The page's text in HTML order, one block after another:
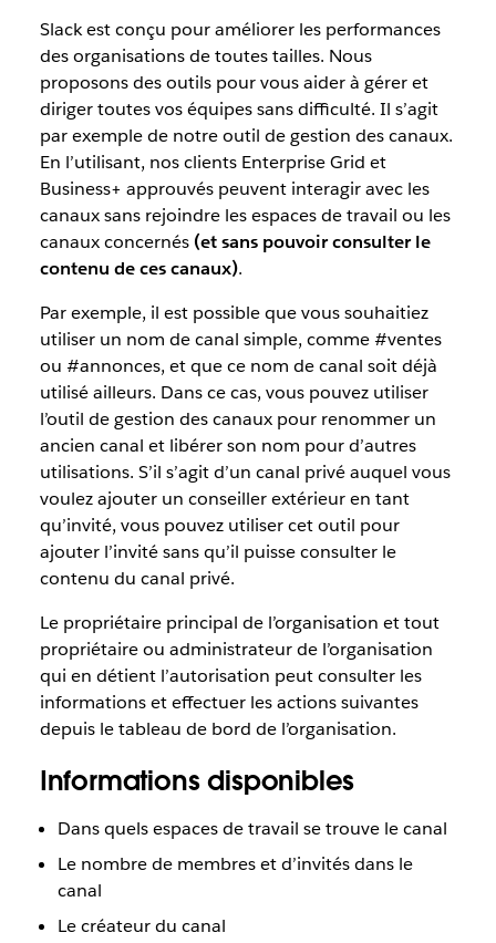
Slack est conçu pour améliorer les performances
des organisations de toutes tailles. Nous
proposons des outils pour vous aider à gérer et
diriger toutes vos équipes sans difficulté. Il s’agit
par exemple de notre outil de gestion des canaux.
En l’utilisant, nos clients Enterprise Grid et
Business+ approuvés peuvent interagir avec les
canaux sans rejoindre les espaces de travail ou les
canaux concernés (et sans pouvoir consulter le
contenu de ces canaux).
Par exemple, il est possible que vous souhaitiez
utiliser un nom de canal simple, comme #ventes
ou #annonces, et que ce nom de canal soit déjà
utilisé ailleurs. Dans ce cas, vous pouvez utiliser
l’outil de gestion des canaux pour renommer un
ancien canal et libérer son nom pour d’autres
utilisations. S’il s’agit d’un canal privé auquel vous
voulez ajouter un conseiller extérieur en tant
qu’invité, vous pouvez utiliser cet outil pour
ajouter l’invité sans qu’il puisse consulter le
contenu du canal privé.
Le propriétaire principal de l’organisation et tout
propriétaire ou administrateur de l’organisation
qui en détient l’autorisation peut consulter les
informations et effectuer les actions suivantes
depuis le tableau de bord de l’organisation.
Informations disponibles
Dans quels espaces de travail se trouve le canal
Le nombre de membres et d’invités dans le
canal
Le créateur du canal